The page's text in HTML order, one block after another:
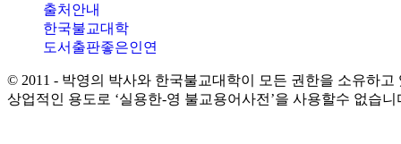
출처안내
한국불교대학
도서출판좋은인연
© 2011 - 박영의 박사와 한국불교대학이 모든 권한을 소유하고
상업적인 용도로 ‘실용한-영 불교용어사전’을 사용할수 없습니